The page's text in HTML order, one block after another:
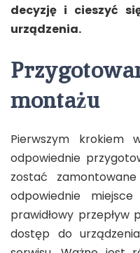
decyzję i cieszyć
urządzenia.
montażu
Pierwszym krokiem
odpowiednie
zostać
odpowiednie
prawidłowy przepływ
dostęp do